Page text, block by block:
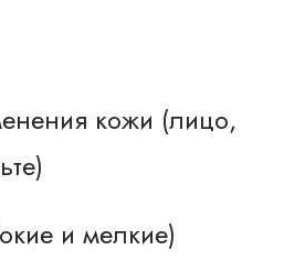
кожи (лицо,
и мелкие)